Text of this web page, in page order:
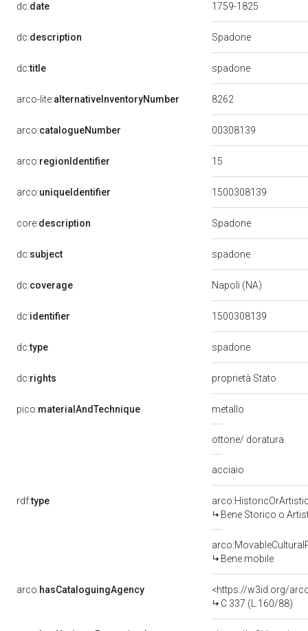
dc:date 1759-1825
dc:description Spadone
dc:title spadone
arco-lite:alternativeInventoryNumber 8262
arco:catalogueNumber 00308139
arco:regionIdentifier 15
arco:uniqueIdentifier 1500308139
core:description Spadone
dc:subject spadone
dc:coverage Napoli (NA)
dc:identifier 1500308139
dc:type spadone
dc:rights proprietà Stato
pico:materialAndTechnique metallo
ottone/ doratura
acciaio
rdf:type
Bene Storico o
Bene mobile
arco:hasCataloguingAgency
<https://w3id.org/
C 337 (L.160/88)